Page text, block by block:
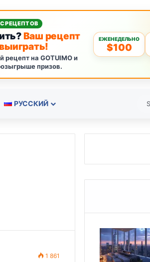
РЕЦЕПТОВ
Ваш рецепт
на GOTUIMO и
призов.
ЕЖЕНЕДЕЛЬНО
$100
РУССКИЙ
1 861